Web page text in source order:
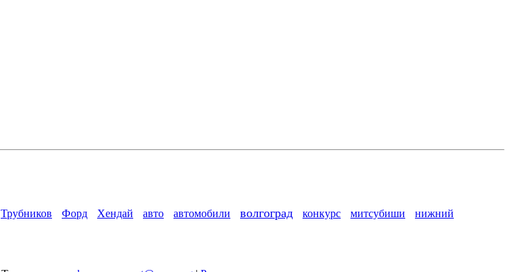
Трубников Форд Хендай авто автомобили волгоград конкурс митсубиши
нижний